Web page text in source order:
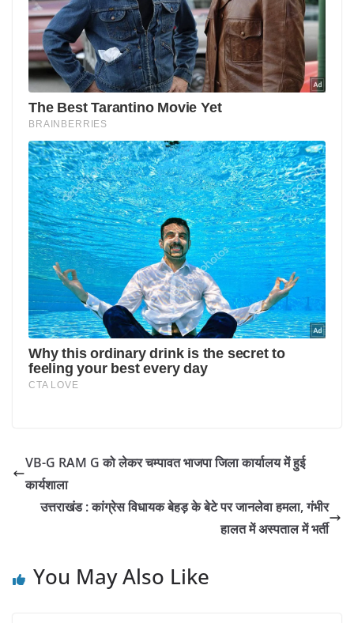
VB-G RAM G को लेकर चम्पावत भाजपा जिला कार्यालय में हुई
कार्यशाला
उत्तराखंड : कांग्रेस विधायक बेहड़ के बेटे पर जानलेवा हमला, गंभीर
हालत में अस्पताल में भर्ती
You May Also Like